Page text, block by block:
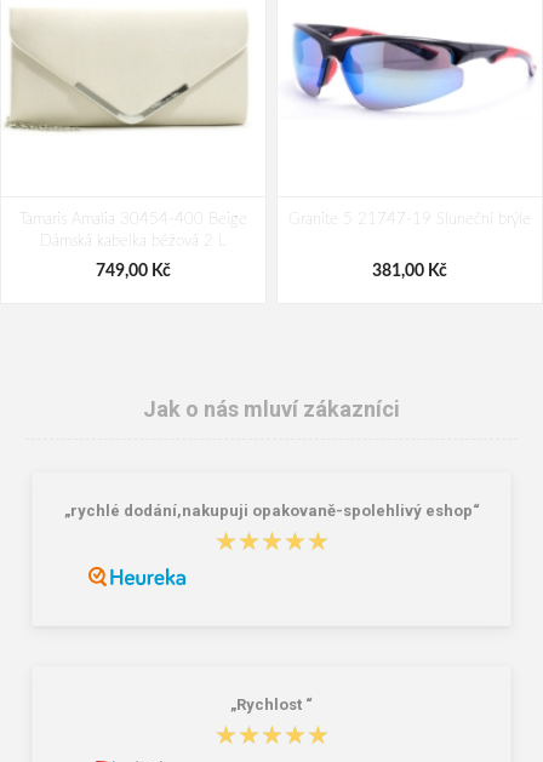
Tamaris Amalia 30454-400 Beige
Dámská kabelka béžová 2 L
749,00 Kč
Granite 5 21747-19 Sluneční brýle
381,00 Kč
Jak o nás mluví zákazníci
„rychlé dodání,nakupuji opakovaně-spolehlivý eshop“
★★★★★
★★★★★
„Rychlost “
★★★★★
★★★★★